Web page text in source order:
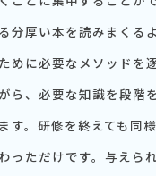
分厚い本を読みまくる
めに必要なメソッドを
ら、必要な知識を段階
す。研修を終えても同
っただけです。与えら